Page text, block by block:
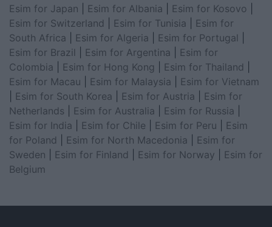
Esim for Japan
Esim for Albania Esim for Kosovo
Esim for Switzerland
Esim for Tunisia
Esim for
South Africa
Esim for Algeria Esim for Portugal
Esim for Brazil
Esim for Argentina
Esim for
Colombia
Esim for Hong Kong Esim for Thailand
Esim for Macau
Esim for Malaysia
Esim for Vietnam
Esim for South Korea Esim for Austria
Esim for
Netherlands
Esim for Australia Esim for Russia
Esim for India
Esim for Chile Esim for Peru
Esim
for Poland
Esim for North Macedonia
Esim for
Sweden
Esim for Finland Esim for Norway
Esim for
Belgium